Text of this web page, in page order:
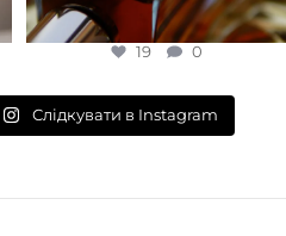
19 0
Слідкувати в Instagram